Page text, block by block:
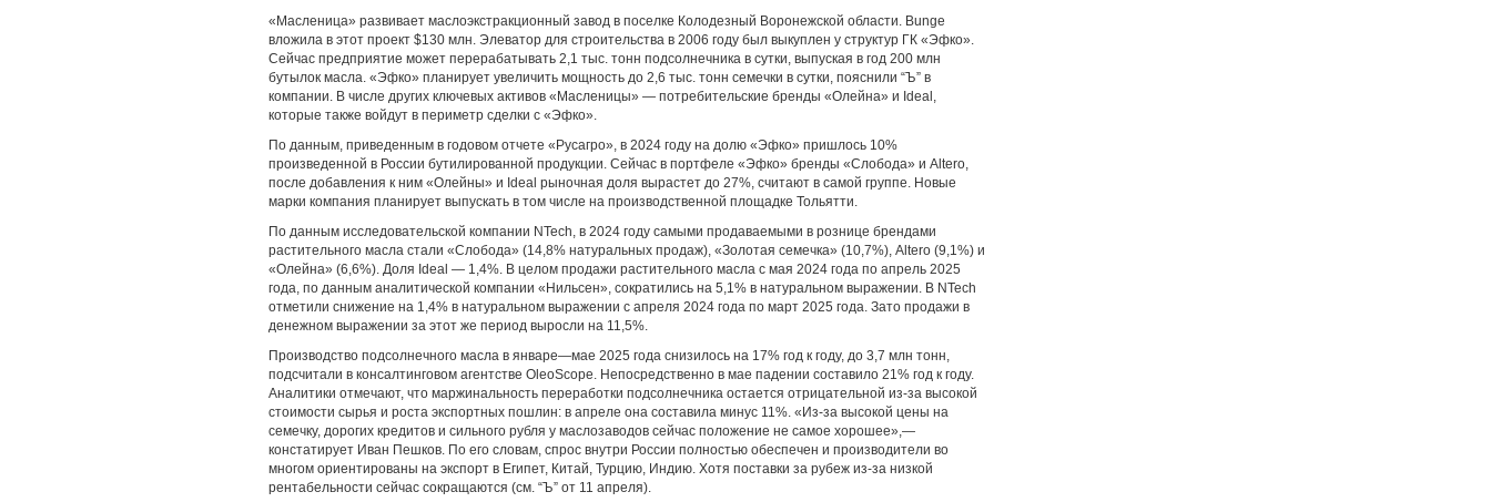
«Масленица» развивает маслоэкстракционный завод в поселке Колодезный Воронежской области. Bunge
вложила в этот проект $130 млн. Элеватор для строительства в 2006 году был выкуплен у структур ГК «Эфко».
Сейчас предприятие может перерабатывать 2,1 тыс. тонн подсолнечника в сутки, выпуская в год 200 млн
бутылок масла. «Эфко» планирует увеличить мощность до 2,6 тыс. тонн семечки в сутки, пояснили “Ъ” в
компании. В числе других ключевых активов «Масленицы» — потребительские бренды «Олейна» и Ideal,
которые также войдут в периметр сделки с «Эфко».
По данным, приведенным в годовом отчете «Русагро», в 2024 году на долю «Эфко» пришлось 10%
произведенной в России бутилированной продукции. Сейчас в портфеле «Эфко» бренды «Слобода» и Altero,
после добавления к ним «Олейны» и Ideal рыночная доля вырастет до 27%, считают в самой группе. Новые
марки компания планирует выпускать в том числе на производственной площадке Тольятти.
По данным исследовательской компании NTech, в 2024 году самыми продаваемыми в рознице брендами
растительного масла стали «Слобода» (14,8% натуральных продаж), «Золотая семечка» (10,7%), Altero (9,1%) и
«Олейна» (6,6%). Доля Ideal — 1,4%. В целом продажи растительного масла с мая 2024 года по апрель 2025
года, по данным аналитической компании «Нильсен», сократились на 5,1% в натуральном выражении. В NTech
отметили снижение на 1,4% в натуральном выражении с апреля 2024 года по март 2025 года. Зато продажи в
денежном выражении за этот же период выросли на 11,5%.
Производство подсолнечного масла в январе—мае 2025 года снизилось на 17% год к году, до 3,7 млн тонн,
подсчитали в консалтинговом агентстве OleoScope. Непосредственно в мае падении составило 21% год к году.
Аналитики отмечают, что маржинальность переработки подсолнечника остается отрицательной из-за высокой
стоимости сырья и роста экспортных пошлин: в апреле она составила минус 11%. «Из-за высокой цены на
семечку, дорогих кредитов и сильного рубля у маслозаводов сейчас положение не самое хорошее»,—
констатирует Иван Пешков. По его словам, спрос внутри России полностью обеспечен и производители во
многом ориентированы на экспорт в Египет, Китай, Турцию, Индию. Хотя поставки за рубеж из-за низкой
рентабельности сейчас сокращаются (см. “Ъ” от 11 апреля).